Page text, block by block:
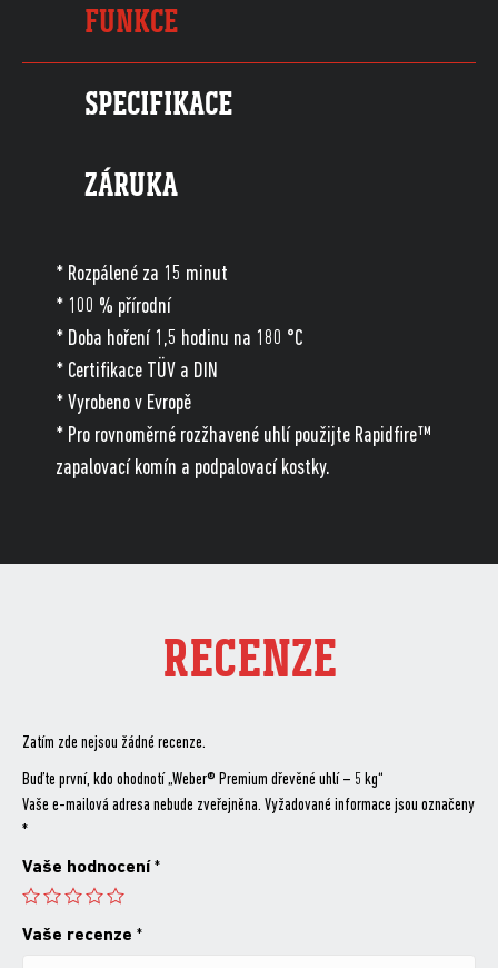
FUNKCE
SPECIFIKACE
ZÁRUKA
* Rozpálené za 15 minut
* 100 % přírodní
* Doba hoření 1,5 hodinu na 180 °C
* Certifikace TÜV a DIN
* Vyrobeno v Evropě
* Pro rovnoměrné rozžhavené uhlí použijte Rapidfire™
zapalovací komín a podpalovací kostky.
RECENZE
Zatím zde nejsou žádné recenze.
Buďte první, kdo ohodnotí „Weber® Premium dřevěné uhlí – 5 kg“
Vaše e-mailová adresa nebude zveřejněna. Vyžadované informace jsou označeny
*
Vaše hodnocení *
Vaše recenze *